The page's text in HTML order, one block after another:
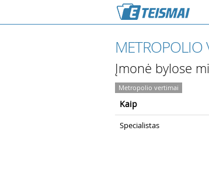
METROPOLIO
Įmonė bylose
Metropolio vertimai
Kaip
Specialistas